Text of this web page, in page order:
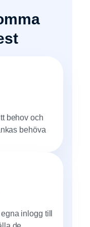
behov och
behöva
inlogg till